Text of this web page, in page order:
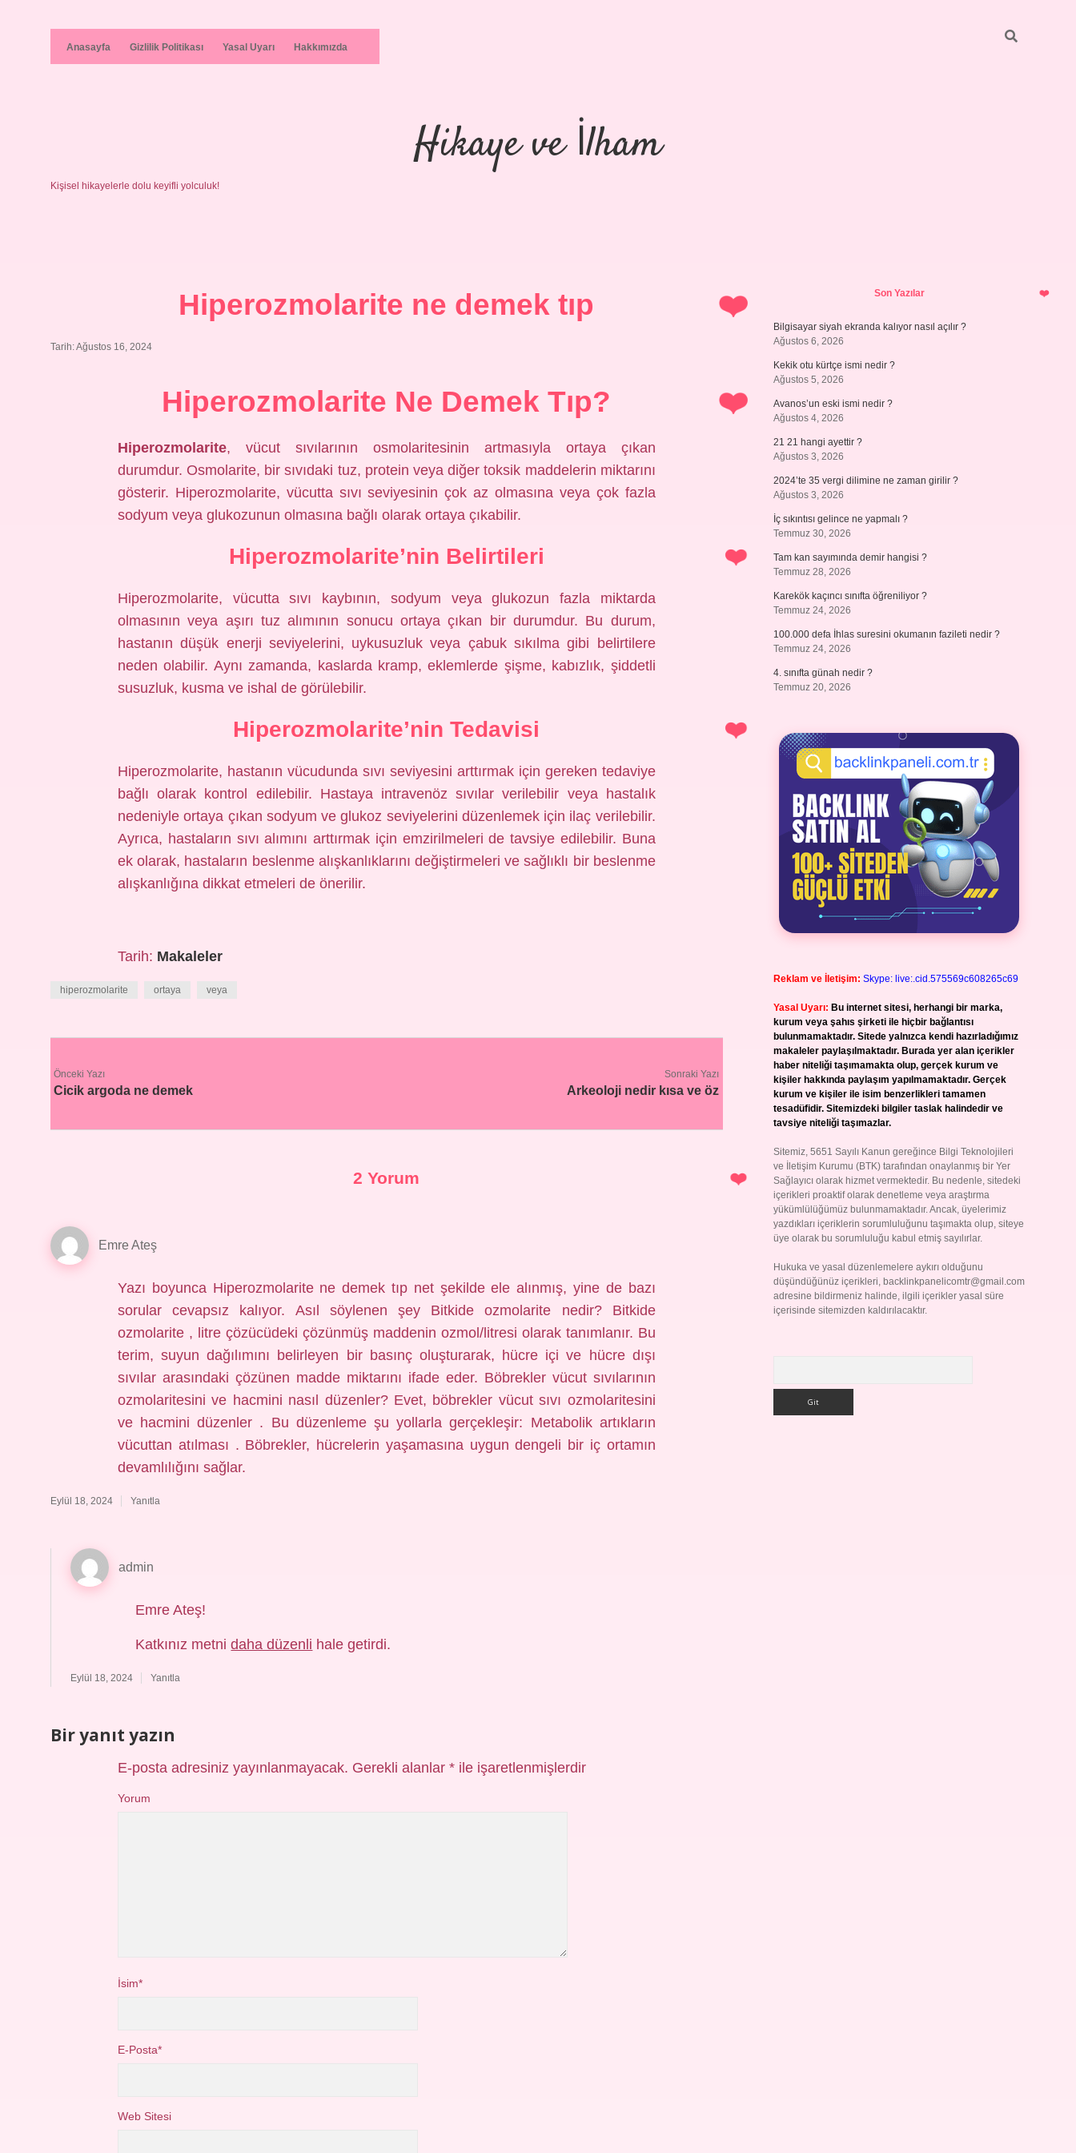
Anasayfa Gizlilik Politikası Yasal Uyarı Hakkımızda
Hikaye ve İlham
Kişisel hikayelerle dolu keyifli yolculuk!
Hiperozmolarite ne demek tıp
Tarih: Ağustos 16, 2024
Hiperozmolarite Ne Demek Tıp?
Hiperozmolarite, vücut sıvılarının osmolaritesinin artmasıyla ortaya çıkan
durumdur. Osmolarite, bir sıvıdaki tuz, protein veya diğer toksik maddelerin miktarını
gösterir. Hiperozmolarite, vücutta sıvı seviyesinin çok az olmasına veya çok fazla
sodyum veya glukozunun olmasına bağlı olarak ortaya çıkabilir.
Hiperozmolarite’nin Belirtileri
Hiperozmolarite, vücutta sıvı kaybının, sodyum veya glukozun fazla miktarda
olmasının veya aşırı tuz alımının sonucu ortaya çıkan bir durumdur. Bu durum,
hastanın düşük enerji seviyelerini, uykusuzluk veya çabuk sıkılma gibi belirtilere
neden olabilir. Aynı zamanda, kaslarda kramp, eklemlerde şişme, kabızlık, şiddetli
susuzluk, kusma ve ishal de görülebilir.
Hiperozmolarite’nin Tedavisi
Hiperozmolarite, hastanın vücudunda sıvı seviyesini arttırmak için gereken tedaviye
bağlı olarak kontrol edilebilir. Hastaya intravenöz sıvılar verilebilir veya hastalık
nedeniyle ortaya çıkan sodyum ve glukoz seviyelerini düzenlemek için ilaç verilebilir.
Ayrıca, hastaların sıvı alımını arttırmak için emzirilmeleri de tavsiye edilebilir. Buna
ek olarak, hastaların beslenme alışkanlıklarını değiştirmeleri ve sağlıklı bir beslenme
alışkanlığına dikkat etmeleri de önerilir.
Tarih: Makaleler
hiperozmolarite ortaya veya
Önceki Yazı
Cicik argoda ne demek
Sonraki Yazı
Arkeoloji nedir kısa ve öz
2 Yorum
Emre Ateş
Yazı boyunca Hiperozmolarite ne demek tıp net şekilde ele alınmış, yine de bazı
sorular cevapsız kalıyor. Asıl söylenen şey Bitkide ozmolarite nedir? Bitkide
ozmolarite , litre çözücüdeki çözünmüş maddenin ozmol/litresi olarak tanımlanır. Bu
terim, suyun dağılımını belirleyen bir basınç oluşturarak, hücre içi ve hücre dışı
sıvılar arasındaki çözünen madde miktarını ifade eder. Böbrekler vücut sıvılarının
ozmolaritesini ve hacmini nasıl düzenler? Evet, böbrekler vücut sıvı ozmolaritesini
ve hacmini düzenler . Bu düzenleme şu yollarla gerçekleşir: Metabolik artıkların
vücuttan atılması . Böbrekler, hücrelerin yaşamasına uygun dengeli bir iç ortamın
devamlılığını sağlar.
Eylül 18, 2024 Yanıtla
admin
Emre Ateş!
Katkınız metnidaha düzenli hale getirdi.
Eylül 18, 2024 Yanıtla
Bir yanıt yazın
E-posta adresiniz yayınlanmayacak. Gerekli alanlar *ile işaretlenmişlerdir
Yorum
İsim*
E-Posta*
Web Sitesi
SidebarSon Yazılar
Bilgisayar siyah ekranda kalıyor nasıl açılır ?
Ağustos 6, 2026
Kekik otu kürtçe ismi nedir ?
Ağustos 5, 2026
Avanos’un eski ismi nedir ?
Ağustos 4, 2026
21 21 hangi ayettir ?
Ağustos 3, 2026
2024’te 35 vergi dilimine ne zaman girilir ?
Ağustos 3, 2026
İç sıkıntısı gelince ne yapmalı ?
Temmuz 30, 2026
Tam kan sayımında demir hangisi ?
Temmuz 28, 2026
Karekök kaçıncı sınıfta öğreniliyor ?
Temmuz 24, 2026
100.000 defa İhlas suresini okumanın fazileti nedir ?
Temmuz 24, 2026
4. sınıfta günah nedir ?
Temmuz 20, 2026
Reklam ve İletişim: Skype: live:.cid.575569c608265c69
Yasal Uyarı: Bu internet sitesi, herhangi bir marka,
kurum veya şahıs şirketi ile hiçbir bağlantısı
bulunmamaktadır. Sitede yalnızca kendi hazırladığımız
makaleler paylaşılmaktadır. Burada yer alan içerikler
haber niteliği taşımamakta olup, gerçek kurum ve
kişiler hakkında paylaşım yapılmamaktadır. Gerçek
kurum ve kişiler ile isim benzerlikleri tamamen
tesadüfidir. Sitemizdeki bilgiler taslak halindedir ve
tavsiye niteliği taşımazlar.
Sitemiz, 5651 Sayılı Kanun gereğince Bilgi Teknolojileri
ve İletişim Kurumu (BTK) tarafından onaylanmış bir Yer
Sağlayıcı olarak hizmet vermektedir. Bu nedenle, sitedeki
içerikleri proaktif olarak denetleme veya araştırma
yükümlülüğümüz bulunmamaktadır. Ancak, üyelerimiz
yazdıkları içeriklerin sorumluluğunu taşımakta olup, siteye
üye olarak bu sorumluluğu kabul etmiş sayılırlar.
Hukuka ve yasal düzenlemelere aykırı olduğunu
düşündüğünüz içerikleri, backlinkpanelicomtr@gmail.com
adresine bildirmeniz halinde, ilgili içerikler yasal süre
içerisinde sitemizden kaldırılacaktır.